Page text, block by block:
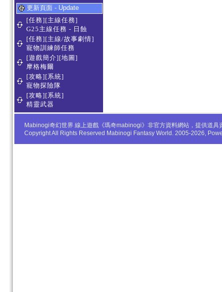
更新頁面 - Update
[任務][主線任務]
G25主線任務 - 日蝕
[任務][主線/故事劇情]
寵物訓練師任務
[遊戲簡介][地圖]
摩格梅爾
[攻略][系統]
寵物探險隊
[攻略][系統]
精靈武器
Mabinogi奇幻世界 線上遊戲《瑪奇mabinogi》非官方資料網站，提供道
Copyright All Rights Reserved Mabinogi Fantasy World. 2005-2026,